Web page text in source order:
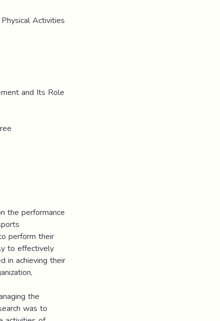
Activities
and Its Role
the performance
perform their
to effectively
in achieving their
the
was to